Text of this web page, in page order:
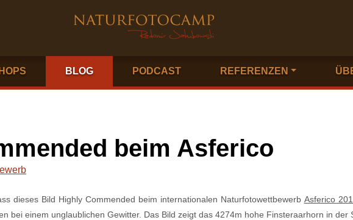
BLOG PODCAST REFERENZEN
beim Asferico
dieses Bild Highly Commended beim internationalen Naturfotowettbewerb Asferico
bei einem unglaublichen Gewitter. Das Bild zeigt das 4274m hohe Finsteraarhorn in der